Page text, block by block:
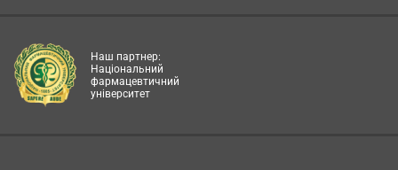
Наш партнер:
Національний
фармацевтичний
університет